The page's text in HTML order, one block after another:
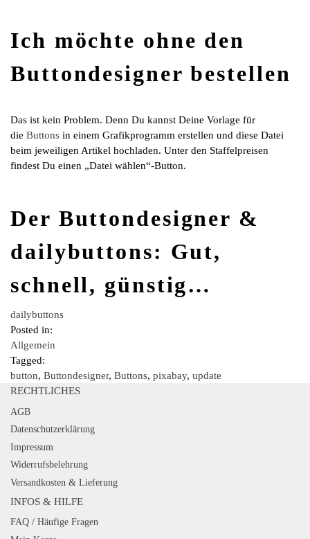
Ich möchte ohne den
Buttondesigner bestellen
Das ist kein Problem. Denn Du kannst Deine Vorlage für
die Buttons in einem Grafikprogramm erstellen und diese Datei
beim jeweiligen Artikel hochladen. Unter den Staffelpreisen
findest Du einen „Datei wählen“-Button.
Der Buttondesigner &
dailybuttons: Gut,
schnell, günstig…
dailybuttons
Posted in:
Allgemein
Tagged:
button, Buttondesigner, Buttons, pixabay, update
RECHTLICHES
AGB
Datenschutzerklärung
Impressum
Widerrufsbelehrung
Versandkosten & Lieferung
INFOS & HILFE
FAQ / Häufige Fragen